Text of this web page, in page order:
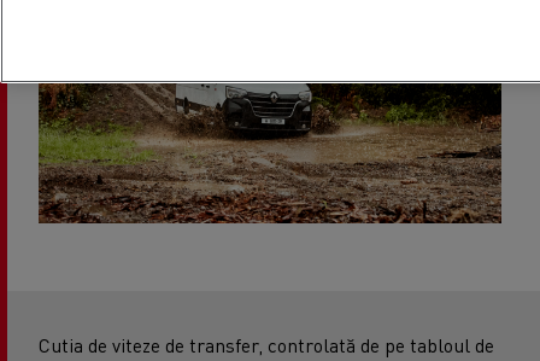
Cutia de viteze de transfer, controlată de pe tabloul de